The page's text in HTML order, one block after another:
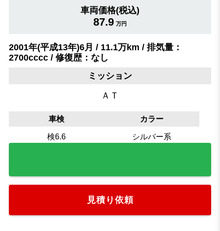
車両価格(税込)
87.9 万円
2001年(平成13年)6月 / 11.1万km / 排気量：
2700cccc / 修復歴：なし
ミッション
ＡＴ
車検
検6.6
カラー
シルバー系
見積り依頼